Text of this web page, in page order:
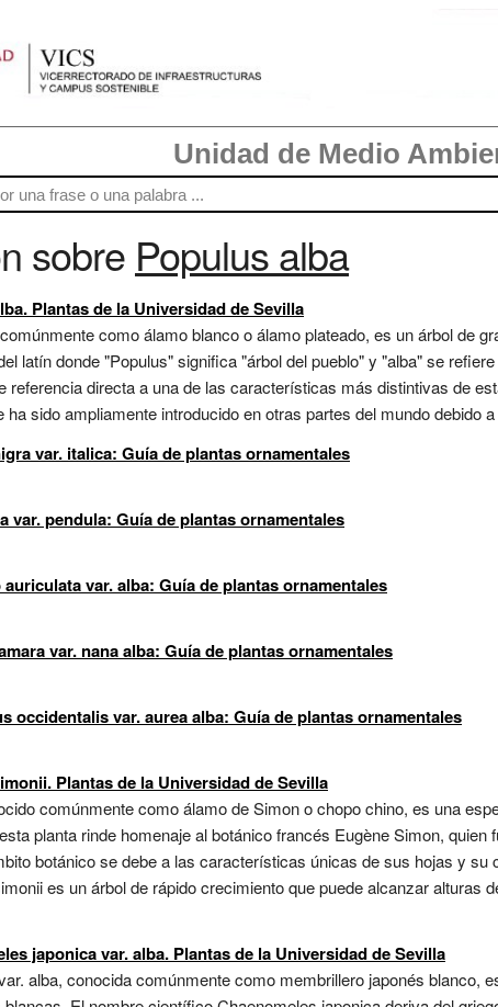
Unidad de Medio
sobre Populus alba
Plantas de la Universidad de Sevilla
como álamo blanco o álamo plateado, es un árbol de
latín donde "Populus" significa "árbol del pueblo" y "alba" se
referencia directa a una de las características más distintivas de
sido ampliamente introducido en otras partes del mundo debido
var. italica: Guía de plantas ornamentales
var. pendula: Guía de plantas ornamentales
var. alba: Guía de plantas ornamentales
var. nana alba: Guía de plantas ornamentales
occidentalis var. aurea alba: Guía de plantas ornamentales
Plantas de la Universidad de Sevilla
comúnmente como álamo de Simon o chopo chino, es una
planta rinde homenaje al botánico francés Eugène Simon,
botánico se debe a las características únicas de sus hojas y
es un árbol de rápido crecimiento que puede alcanzar alturas
japonica var. alba. Plantas de la Universidad de Sevilla
alba, conocida comúnmente como membrillero japonés blanco,